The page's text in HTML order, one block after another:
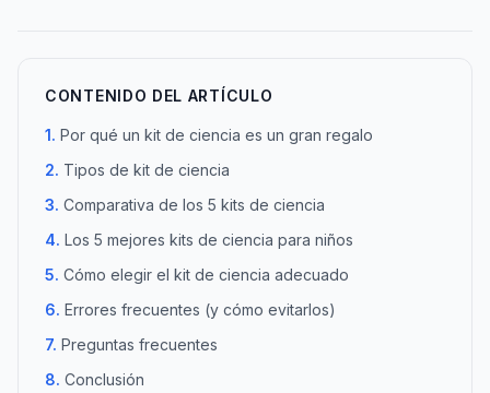
CONTENIDO DEL ARTÍCULO
Por qué un kit de ciencia es un gran regalo
Tipos de kit de ciencia
Comparativa de los 5 kits de ciencia
Los 5 mejores kits de ciencia para niños
Cómo elegir el kit de ciencia adecuado
Errores frecuentes (y cómo evitarlos)
Preguntas frecuentes
Conclusión